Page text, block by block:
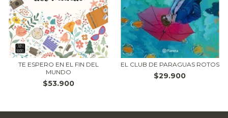
TE ESPERO EN EL FIN DEL
MUNDO
$53.900
EL CLUB DE PARAGUAS ROTOS
$29.900